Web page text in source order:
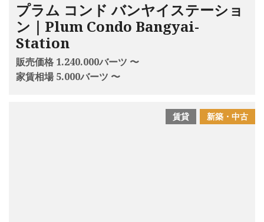
プラム コンド バンヤイステーショ
ン｜Plum Condo Bangyai-
Station
販売価格 1.240.000バーツ 〜
家賃相場 5.000バーツ 〜
新築・中古
賃貸